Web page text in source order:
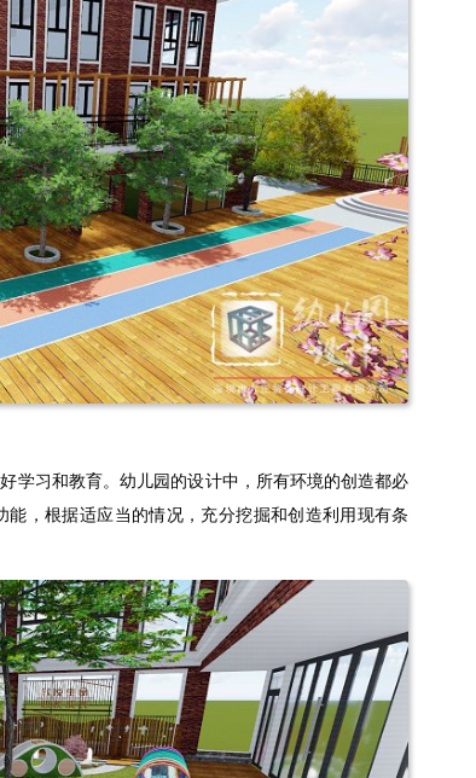
学习和教育。幼儿园的设计中，所有环境的创造都必
，根据适应当的情况，充分挖掘和创造利用现有条